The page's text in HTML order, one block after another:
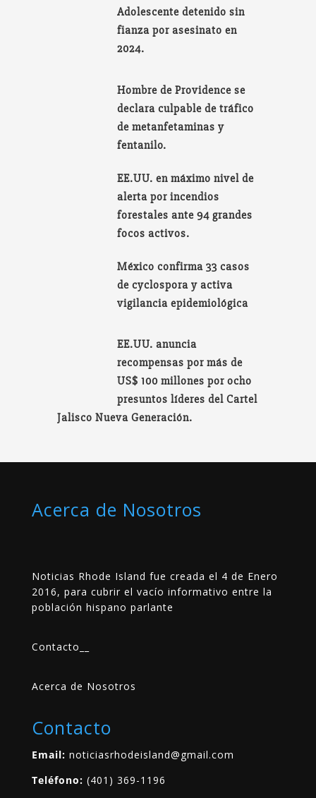
Adolescente detenido sin
fianza por asesinato en
2024.
Hombre de Providence se
declara culpable de tráfico
de metanfetaminas y
fentanilo.
EE.UU. en máximo nivel de
alerta por incendios
forestales ante 94 grandes
focos activos.
México confirma 33 casos
de cyclospora y activa
vigilancia epidemiológica
EE.UU. anuncia
recompensas por más de
US$ 100 millones por ocho
presuntos líderes del Cartel
Jalisco Nueva Generación.
Acerca de Nosotros
Noticias Rhode Island fue creada el 4 de Enero
2016, para cubrir el vacío informativo entre la
población hispano parlante
Contacto
Acerca de Nosotros
Contacto
Email: noticiasrhodeisland@gmail.com
Teléfono: (401) 369-1196